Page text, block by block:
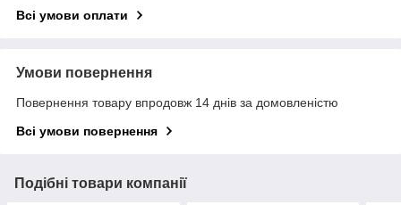
Всі умови оплати
Умови повернення
Повернення товару впродовж 14 днів за домовленістю
Всі умови повернення
Подібні товари компанії